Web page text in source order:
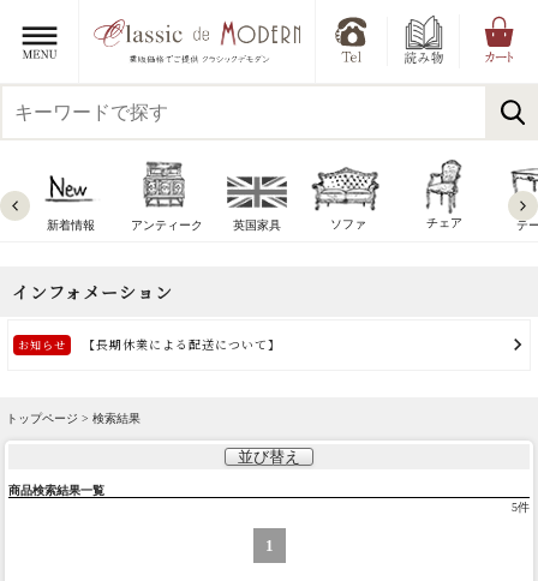
新着情報 アンティーク 英国家具 ソファ チェア テ
トップページ > 検索結果
並び替え
商品検索結果一覧
5件
1